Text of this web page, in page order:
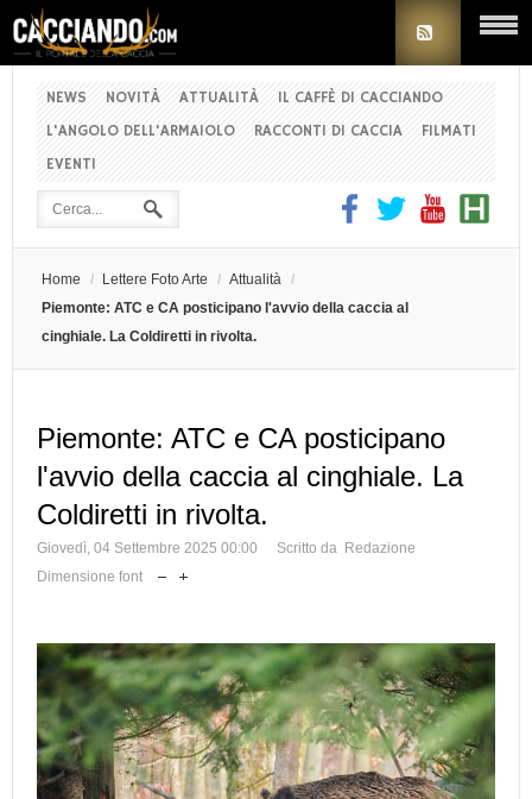
NEWS NOVITÀ ATTUALITÀ
IL CAFFÈ DI CACCIANDO
L'ANGOLO DELL'ARMAIOLO
RACCONTI DI CACCIA
FILMATI
EVENTI
Home / Lettere Foto Arte / Attualità /
Piemonte: ATC e CA posticipano l'avvio della caccia al
cinghiale. La Coldiretti in rivolta.
Piemonte: ATC e CA posticipano
l'avvio della caccia al cinghiale. La
Coldiretti in rivolta.
Giovedì, 04 Settembre 2025 00:00
Scritto da Redazione
Dimensione font